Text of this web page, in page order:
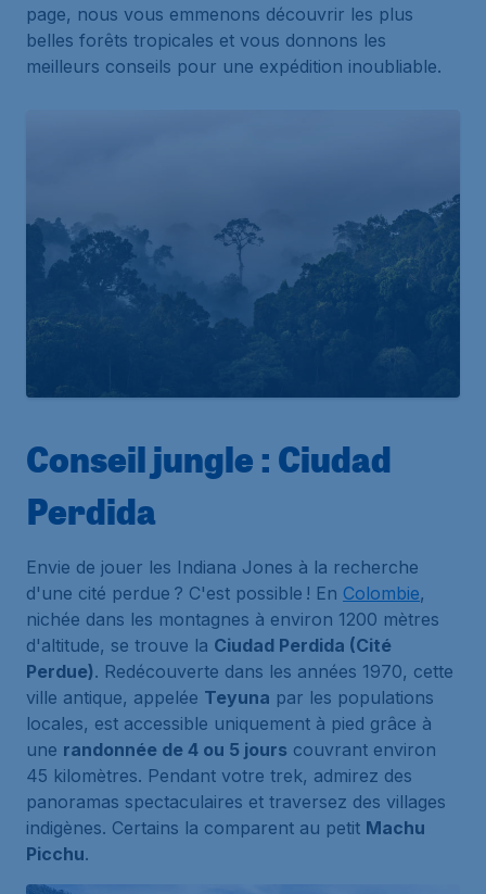
page, nous vous emmenons découvrir les plus
belles forêts tropicales et vous donnons les
meilleurs conseils pour une expédition inoubliable.
Conseil jungle : Ciudad
Perdida
Envie de jouer les Indiana Jones à la recherche
d'une cité perdue ? C'est possible ! En Colombie,
nichée dans les montagnes à environ 1200 mètres
d'altitude, se trouve la Ciudad Perdida (Cité
Perdue). Redécouverte dans les années 1970, cette
ville antique, appelée Teyuna par les populations
locales, est accessible uniquement à pied grâce à
une randonnée de 4 ou 5 jours couvrant environ
45 kilomètres. Pendant votre trek, admirez des
panoramas spectaculaires et traversez des villages
indigènes. Certains la comparent au petit Machu
Picchu.